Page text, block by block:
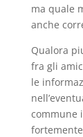
ma quale
anche
Qualora
fra gli
le
commune